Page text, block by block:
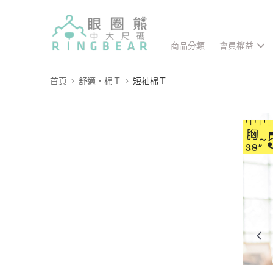
商品分類 會員權益
首頁 舒適．棉Ｔ 短袖棉Ｔ